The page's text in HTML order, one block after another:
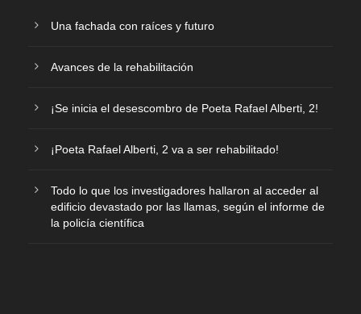
Una fachada con raíces y futuro
Avances de la rehabilitación
¡Se inicia el desescombro de Poeta Rafael Alberti, 2!
¡Poeta Rafael Alberti, 2 va a ser rehabilitado!
Todo lo que los investigadores hallaron al acceder al
edificio devastado por las llamas, según el informe de
la policía científica